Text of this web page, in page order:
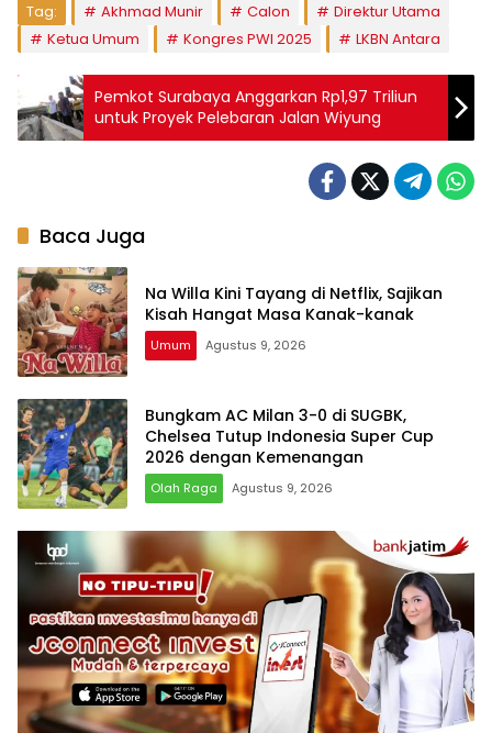
Tag: Akhmad Munir Calon
Direktur Utama
Ketua Umum
Kongres PWI 2025 LKBN Antara
Pemkot Surabaya Anggarkan Rp1,97 Triliun
untuk Proyek Pelebaran Jalan Wiyung
Baca Juga
Na Willa Kini Tayang di Netflix, Sajikan
Kisah Hangat Masa Kanak-kanak
Umum Agustus 9, 2026
Bungkam AC Milan 3-0 di SUGBK,
Chelsea Tutup Indonesia Super Cup
2026 dengan Kemenangan
Olah Raga Agustus 9, 2026